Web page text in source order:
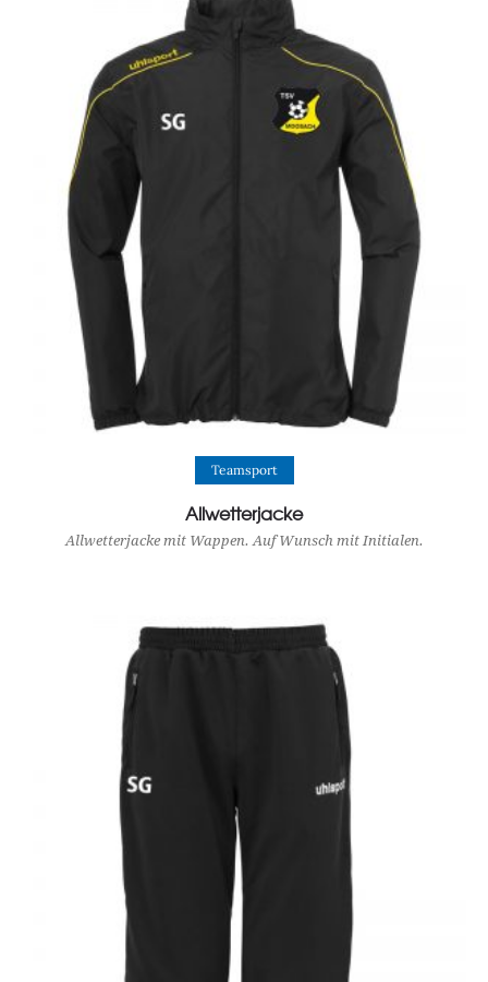
View Product
Teamsport
Allwetterjacke
Allwetterjacke mit Wappen. Auf Wunsch mit Initialen.